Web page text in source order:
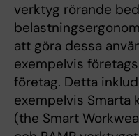
verktyg rörande
att göra dessa
exempelvis
företag. Detta
exempelvis
(the Smart